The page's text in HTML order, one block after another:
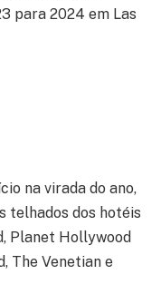
para 2024 em Las
na virada do ano,
telhados dos hotéis
Planet Hollywood
The Venetian e